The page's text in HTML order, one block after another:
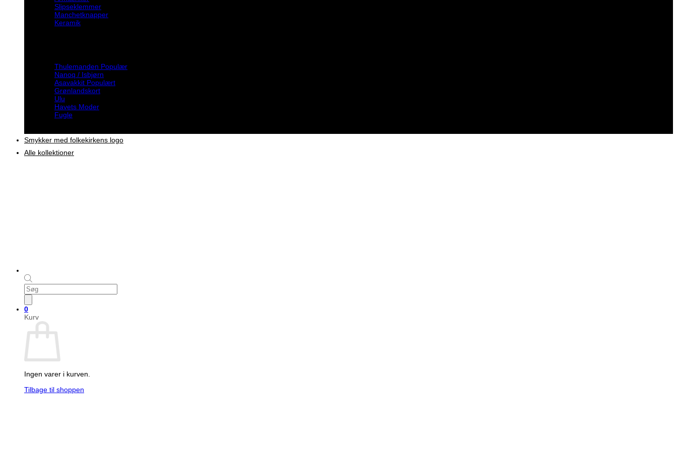
Products
search
0
Kurv
Ingen varer i kurven.
Tilbage til shoppen
Slipseklemmer
Manchetknapper
Keramik
Thulemanden
Nanoq / Isbjørn
Asavakkit
Grønlandskort
Ulu
Havets Moder
Fugle
Smykker med folkekirkens logo
Alle kollektioner